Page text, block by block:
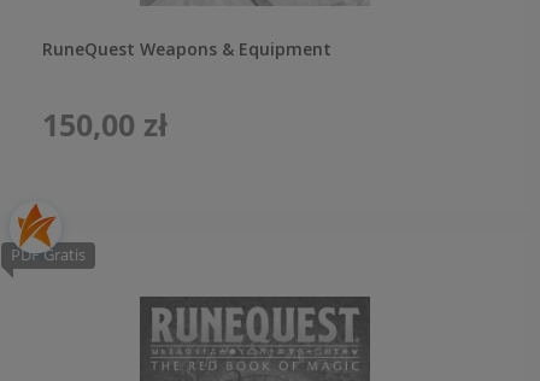
RuneQuest Weapons & Equipment
150,00 zł
PDF Gratis